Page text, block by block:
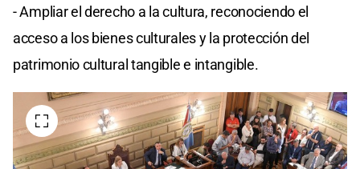
- Ampliar el derecho a la cultura, reconociendo el
acceso a los bienes culturales y la protección del
patrimonio cultural tangible e intangible.